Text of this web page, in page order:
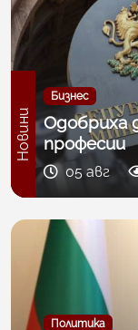
Бизнес
Новини
Одобриха
професии
05 авг
Политика